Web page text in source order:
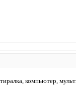
компьютер,